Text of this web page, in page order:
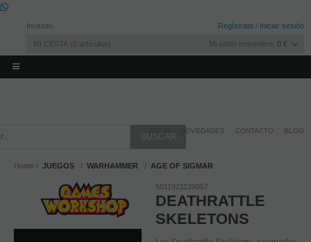
Invitado Regístrate / Iniciar sesión
MI CESTA 0 artículos Mi saldo monedero: 0 €
NOVEDADES CONTACTO BLOG
Home JUEGOS WARHAMMER AGE OF SIGMAR
5011921139057
DEATHRATTLE
SKELETONS